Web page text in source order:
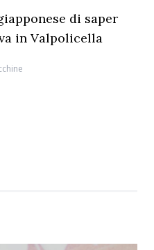
di saper
in Valpolicella